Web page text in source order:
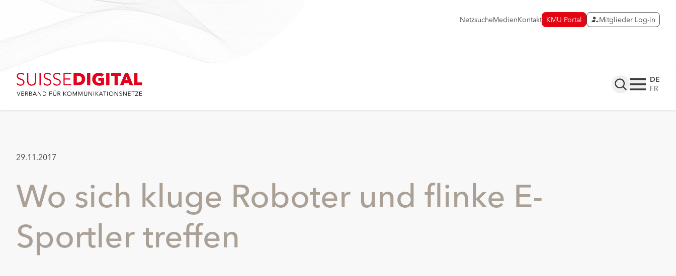
NetzsucheMedienKontakt KMU Portal Mitglieder Log-in
DE
FR
29.11.2017
Wo sich kluge Roboter und flinke E-
Sportler treffen